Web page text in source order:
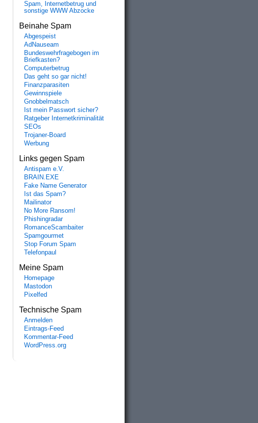
Spam, Internetbetrug und
sonstige WWW Abzocke
Beinahe Spam
Abgespeist
AdNauseam
Bundeswehrfragebogen im
Briefkasten?
Computerbetrug
Das geht so gar nicht!
Finanzparasiten
Gewinnspiele
Gnobbelmatsch
Ist mein Passwort sicher?
Ratgeber Internetkriminalität
SEOs
Trojaner-Board
Werbung
Links gegen Spam
Antispam e.V.
BRAIN.EXE
Fake Name Generator
Ist das Spam?
Mailinator
No More Ransom!
Phishingradar
RomanceScambaiter
Spamgourmet
Stop Forum Spam
Telefonpaul
Meine Spam
Homepage
Mastodon
Pixelfed
Technische Spam
Anmelden
Eintrags-Feed
Kommentar-Feed
WordPress.org